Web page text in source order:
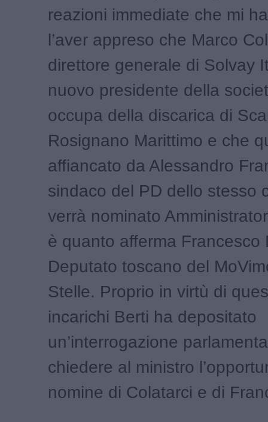
reazioni immediate che mi
l’aver appreso che Marco
direttore generale di Solvay
nuovo presidente della
occupa della discarica di
Rosignano Marittimo e che
affiancato da Alessandro
sindaco del PD dello stesso
verrà nominato
è quanto afferma Francesco
Deputato toscano del
Stelle. Proprio in virtù di
incarichi Berti ha depositato
un’interrogazione
chiedere al ministro
nomine di Colatarci e di